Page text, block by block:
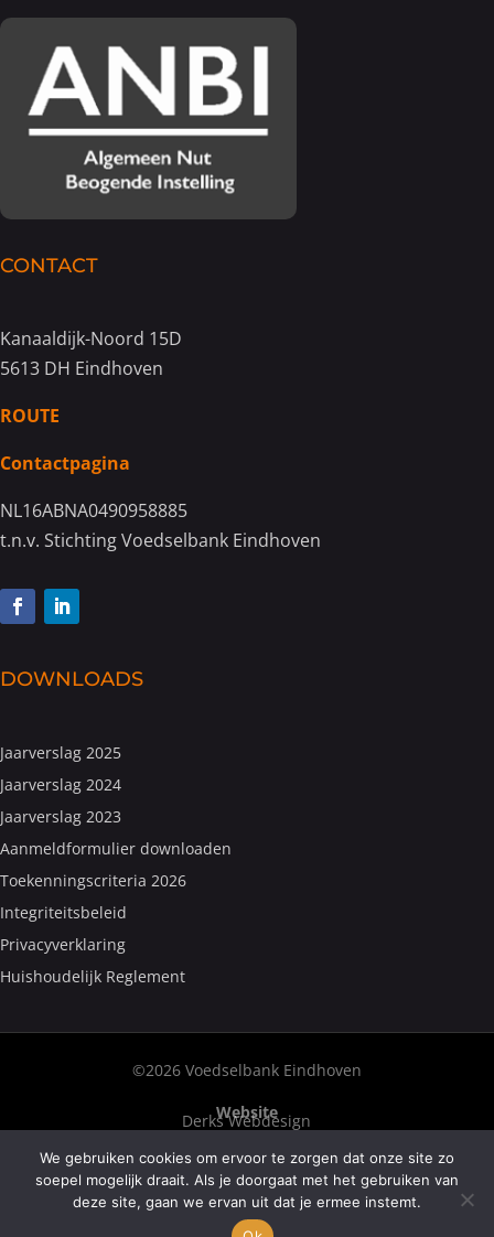
CONTACT
Kanaaldijk-Noord 15D
5613 DH Eindhoven
ROUTE
Contactpagina
NL16ABNA0490958885
t.n.v. Stichting Voedselbank Eindhoven
DOWNLOADS
Jaarverslag 2025
Jaarverslag 2024
Jaarverslag 2023
Aanmeldformulier downloaden
Toekenningscriteria 2026
Integriteitsbeleid
Privacyverklaring
Huishoudelijk Reglement
©2026 Voedselbank Eindhoven
Website
Derks Webdesign
Fotografie
Hick Fotografie
Frank van Welie
Tekst
Corry Fontein–De Haan
We gebruiken cookies om ervoor te zorgen dat onze site zo
soepel mogelijk draait. Als je doorgaat met het gebruiken van
deze site, gaan we ervan uit dat je ermee instemt.